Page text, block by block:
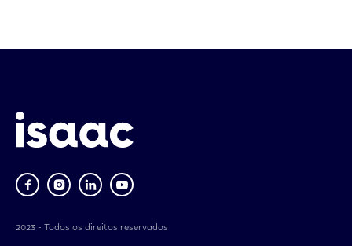
2023 - Todos os direitos reservados